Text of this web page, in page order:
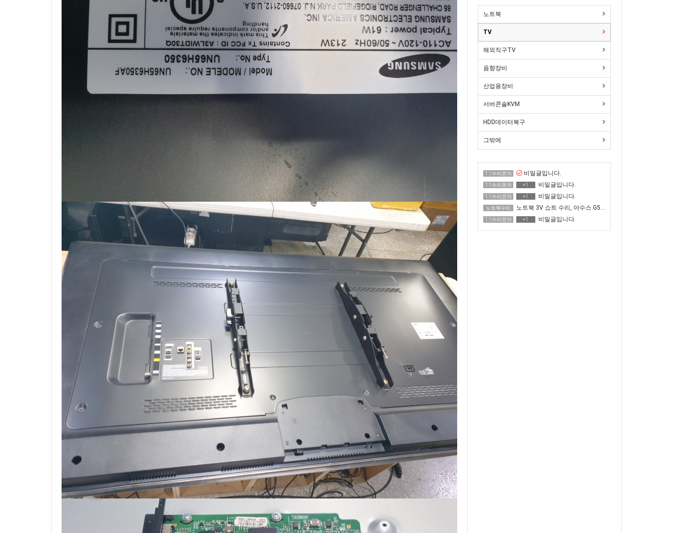
노트북
TV
해외직구TV
음향장비
산업용장비
서버콘솔KVM
HDD데이터복구
그밖에
1:1수리문의 비밀글입니다.
1:1수리문의 +1 비밀글입니다.
1:1수리문의 +1 비밀글입니다.
노트북수리 노트북 3V 쇼트 수리, 아수스 G513QR 전원 안 켜짐
1:1수리문의 +1 비밀글입니다.